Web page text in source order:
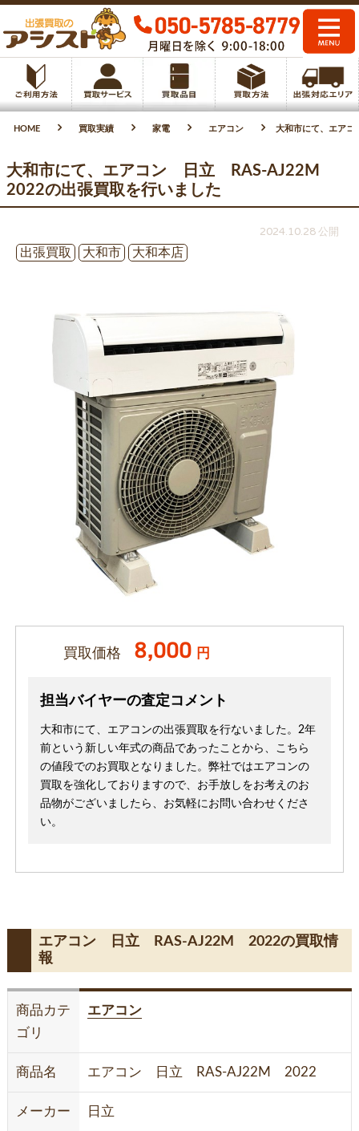
HOME 買取実績 家電 エアコン 大和市にて、エア
大和市にて、エアコン 日立 RAS-AJ22M
2022の出張買取を行いました
2024.10.28 公開
出張買取
大和市 大和本店
買取価格 8,000 円
担当バイヤーの査定コメント
大和市にて、エアコンの出張買取を行ないました。2年
前という新しい年式の商品であったことから、こちら
の値段でのお買取となりました。弊社ではエアコンの
買取を強化しておりますので、お手放しをお考えのお
品物がございましたら、お気軽にお問い合わせくださ
い。
エアコン 日立 RAS-AJ22M 2022の買取情
報
商品カテ
ゴリ
エアコン
商品名 エアコン 日立 RAS-AJ22M 2022
メーカー 日立